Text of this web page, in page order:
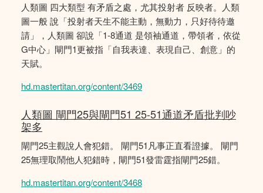
人類圖 四大類型 有矛盾之處，尤其投射者 反映者。人類
圖一般 說「投射者天生不能主動，無動力，只好待待邀
請」，人類圖 卻說「1-8通道 是領袖通道，帶領者，依從
G中心」閘門1更被指「自我表達、表現自己、創意」的
天賦。
hd.mastertitan.org/content/3469
人類圖 閘門25與閘門51 25-51通道矛盾批判吵
架多
閘門25主觀說人會犯錯。 閘門51凡事正直看證據。 閘門
25無理取鬧他人犯錯時，閘門51發雷霆指閘門25錯。
hd.mastertitan.org/content/3468